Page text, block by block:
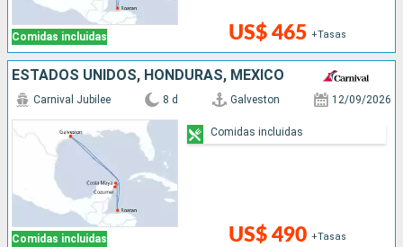
Comidas incluidas US$ 465 +Tasas
ESTADOS UNIDOS, HONDURAS, MÉXICO
Comidas incluidas
Carnival Jubilee 8 d Galveston 12/09/2026
US$ 490 +Tasas
Comidas incluidas